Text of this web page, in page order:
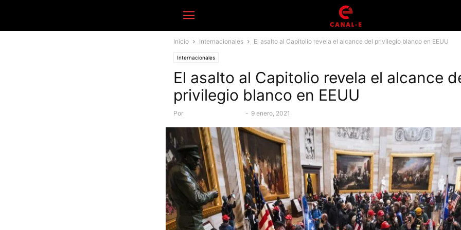
Inicio Internacionales El asalto al Capitolio revela el alcance del privilegio blanco en EEUU
Internacionales
El asalto al Capitolio revela el alcance
privilegio blanco en EEUU
Por - 9 enero, 2021